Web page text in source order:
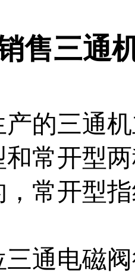
售三通
的三通
常开型
常开型
通电磁